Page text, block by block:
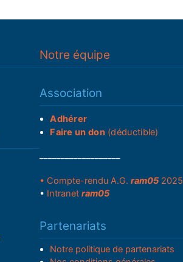
Notre équipe
Association
Adhérer
Faire un don(déductible)
• Compte-rendu A.G. ram052025
• Intranet ram05
Partenariats
Notre politique de partenariats